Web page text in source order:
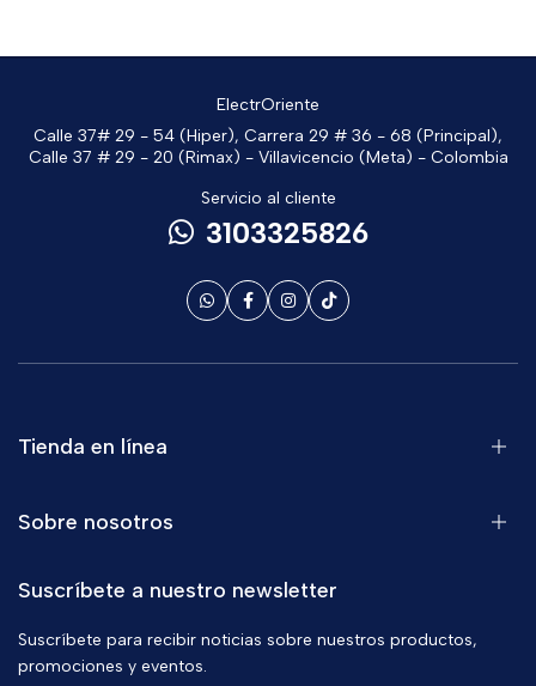
ElectrOriente
Calle 37# 29 - 54 (Hiper), Carrera 29 # 36 - 68 (Principal),
Calle 37 # 29 - 20 (Rimax) - Villavicencio (Meta) - Colombia
Servicio al cliente
3103325826
Tienda en línea
Sobre nosotros
Suscríbete a nuestro newsletter
Suscríbete para recibir noticias sobre nuestros productos,
promociones y eventos.